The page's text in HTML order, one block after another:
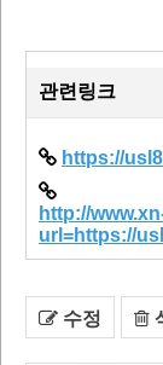
관련링크
https://
http://
url=https://
수정